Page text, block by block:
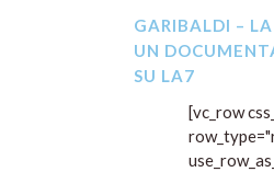
GARIBALDI –
UN
SU LA7
[vc_row